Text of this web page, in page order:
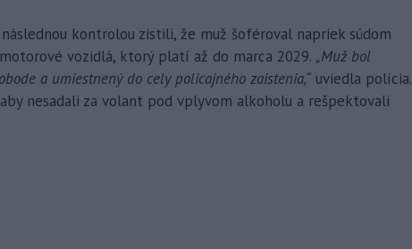
kontrolou zistili, že muž šoféroval napriek súdom
vozidlá, ktorý platí až do marca 2029. „Muž bol
a umiestnený do cely policajného zaistenia,“ uviedla polícia.
nesadali za volant pod vplyvom alkoholu a rešpektovali